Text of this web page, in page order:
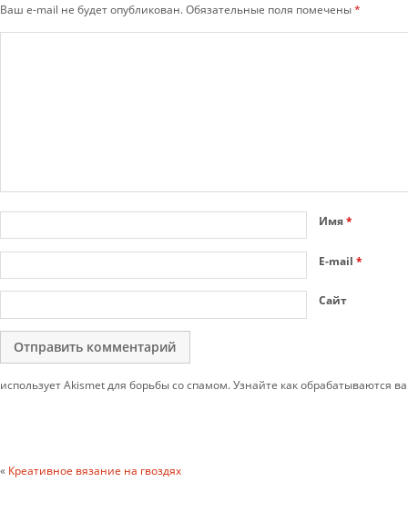
Ваш e-mail не будет опубликован.Обязательные поля помечены*
Имя*
E-mail *
Сайт
использует Akismet для борьбы со спамом. Узнайте как обрабатываются
« Креативное вязание на гвоздях